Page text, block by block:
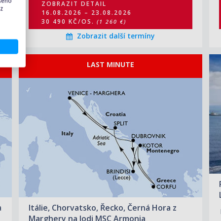
(1 065 €)
ZOBRAZIT DETAIL
16.08.2026 – 23.08.2026
30 490 KČ/OS.(1 260 €)
Zobrazit další termíny
LAST MINUTE
Itálie, Chorvatsko, Řecko, Černá Hora z
Marghery na lodi MSC Armonia
16.08.2026 – 23.08.2026
(1 529 €)
23.08.2026 – 30.08.2026
26 110 KČ/OS.
(1 079 €)
ZOBRAZIT DETAIL
30.08.2026 – 06.09.2026
20 790 KČ/OS.
(859 €)
ZOBRAZIT DETAIL
06.09.2026 – 13.09.2026
23 210 KČ/OS.
(959 €)